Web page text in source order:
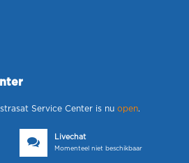
Service Center is nu open.
Livechat
Momenteel niet beschikbaar